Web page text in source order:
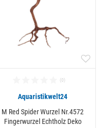
Aquaristikwelt24
M Red Spider Wurzel Nr.4572
Fingerwurzel Echtholz Deko